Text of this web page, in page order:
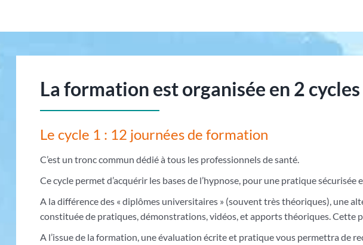
La formation est organisée en 2 cycles
Le cycle 1 : 12 journées de formation
C’est un tronc commun dédié à tous les professionnels de santé.
Ce cycle permet d’acquérir les bases de l’hypnose, pour une pratique
A la différence des « diplômes universitaires » (souvent très théoriques), une
constituée de pratiques, démonstrations, vidéos, et apports théoriques. Cette
A l’issue de la formation, une évaluation écrite et pratique vous permettra de